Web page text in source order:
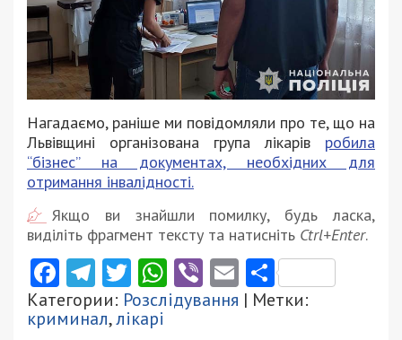
Нагадаємо, раніше ми повідомляли про те, що на
Львівщині організована група лікарів робила
“бізнес” на документах, необхідних для
отримання інвалідності.
Якщо ви знайшли помилку, будь ласка,
виділіть фрагмент тексту та натисніть Ctrl+Enter.
Facebook
Telegram
Twitter
WhatsApp
ViberEmail
Категории: Розслідування | Метки:
криминал,лікарі